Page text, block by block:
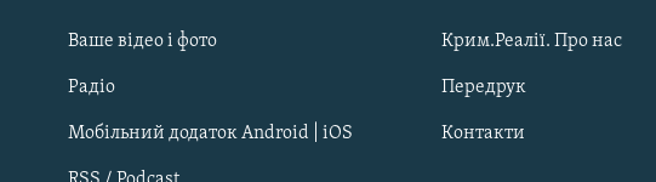
ДОЛУЧАЙСЯ!
Ваше відео і фото
Радіо
Мобільний додаток Android | iOS
Крим.Реалії. Про нас
Передрук
Контакти